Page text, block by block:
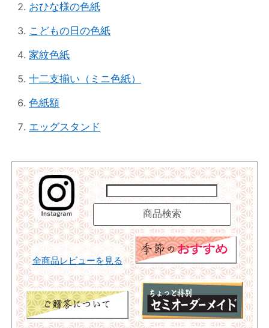
おひな様の色紙
こどもの日の色紙
家紋色紙
十二支揃い（ミニ色紙）
色紙額
エッグスタンド
全商品レビューを見る